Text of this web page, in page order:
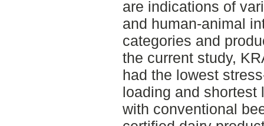
are indications of
and human-animal
categories and
the current study,
had the lowest
loading and shortest
with conventional